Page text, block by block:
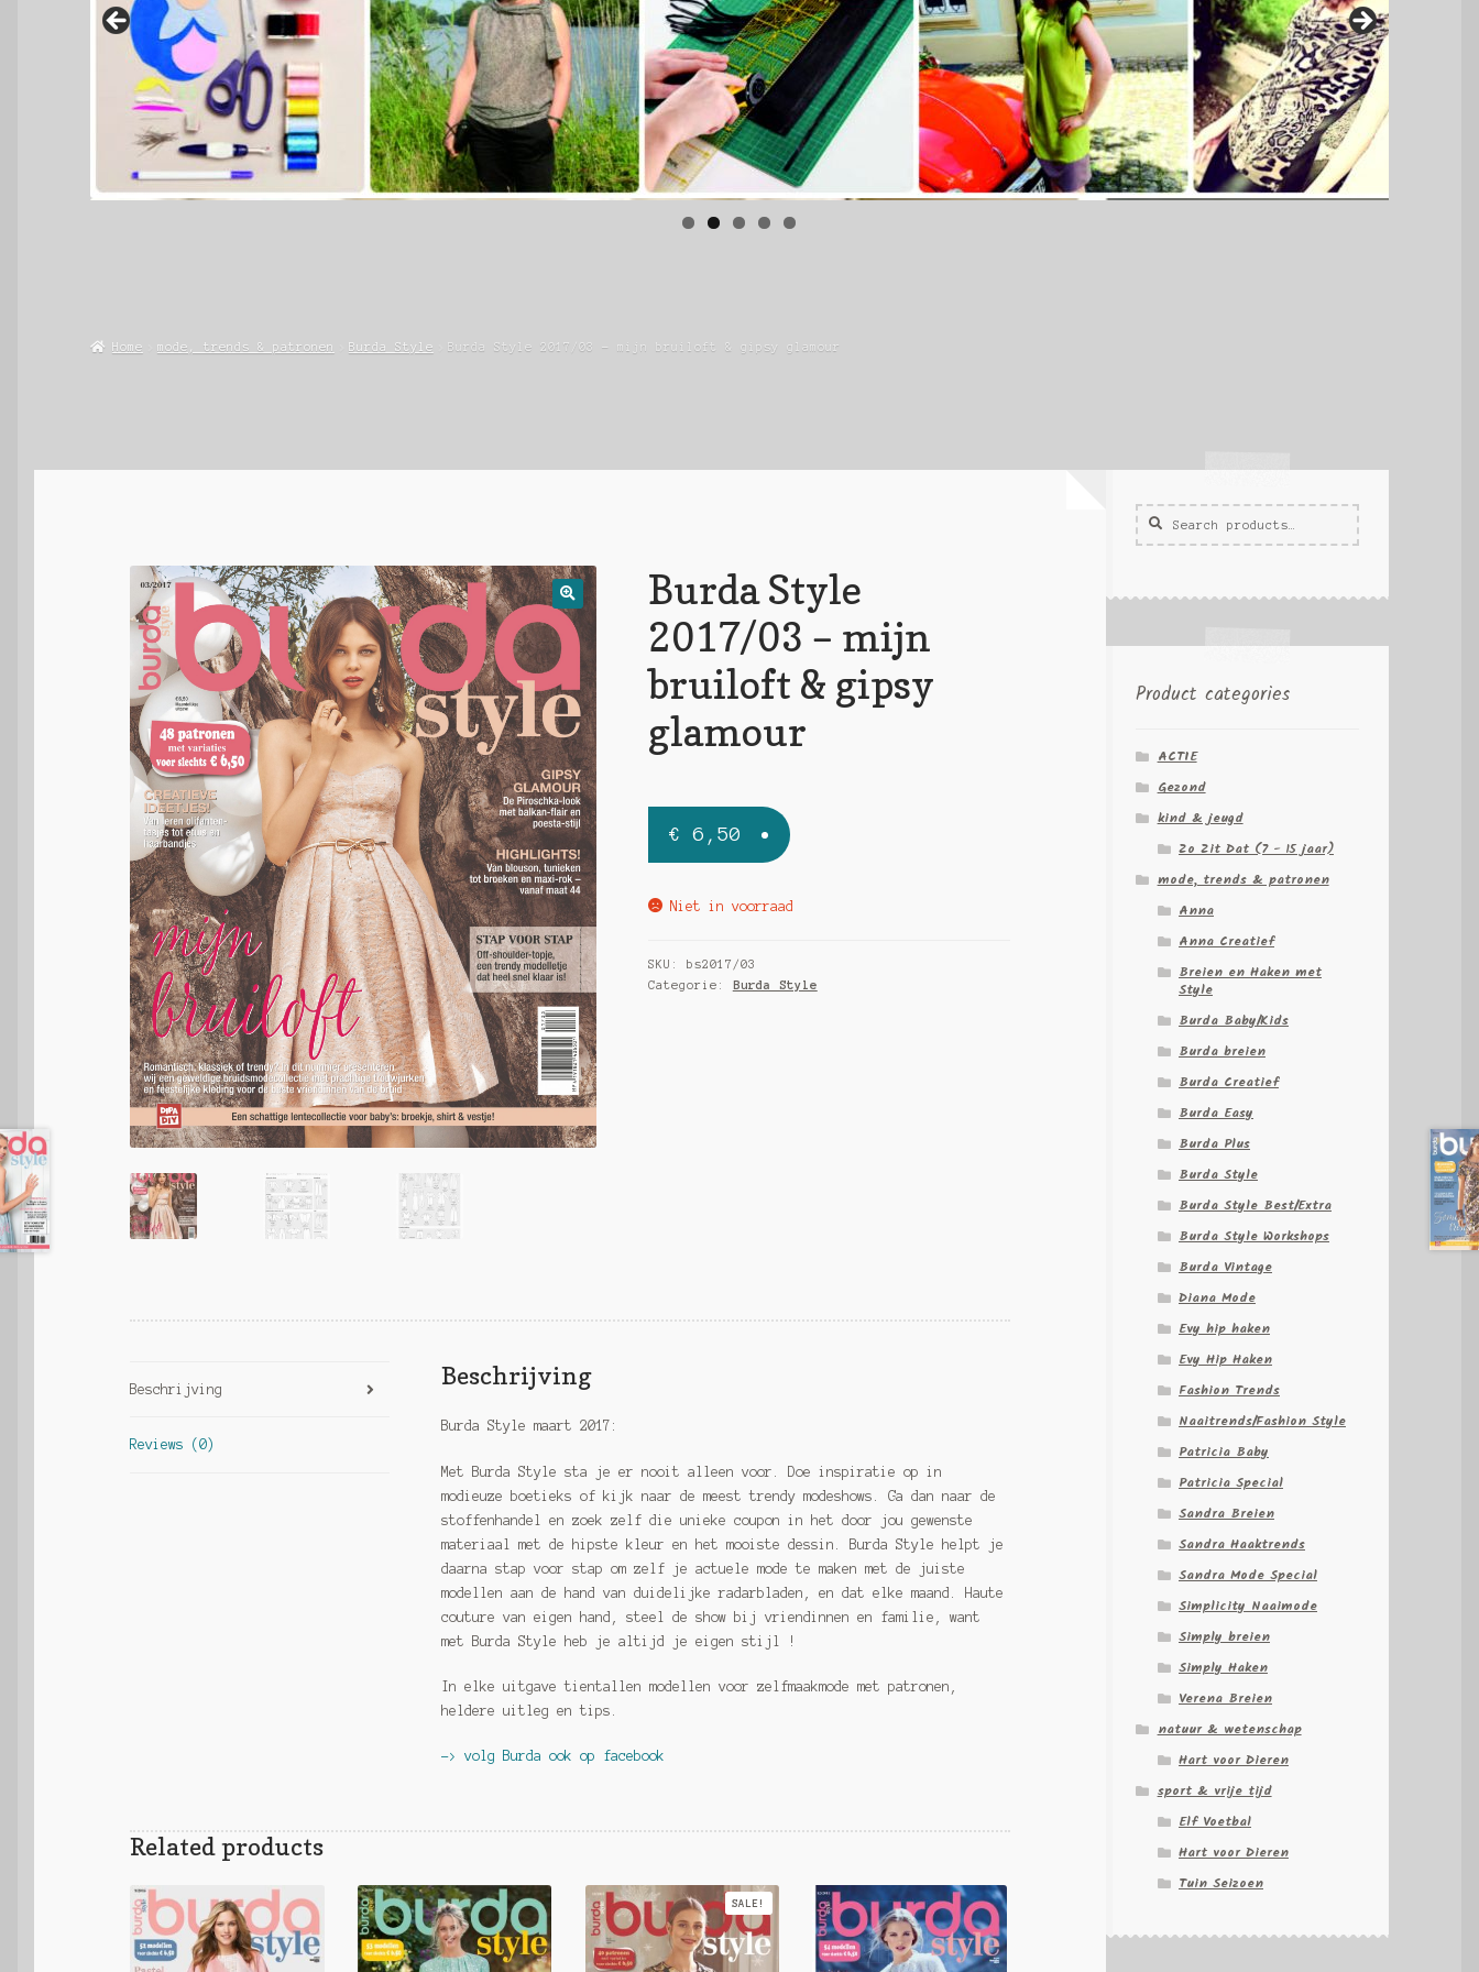
Home mode, trends & patronen Burda Style Burda Style 2017/03 – mijn bruiloft & gipsy glamour
🔍
Burda Style
2017/03 – mijn
bruiloft & gipsy
glamour
€ 6,50
Niet in voorraad
SKU: bs2017/03
Categorie: Burda Style
Beschrijving
Reviews (0)
Beschrijving
Burda Style maart 2017:
Met Burda Style sta je er nooit alleen voor. Doe inspiratie op in
modieuze boetieks of kijk naar de meest trendy modeshows. Ga dan naar de
stoffenhandel en zoek zelf die unieke coupon in het door jou gewenste
materiaal met de hipste kleur en het mooiste dessin. Burda Style helpt je
daarna stap voor stap om zelf je actuele mode te maken met de juiste
modellen aan de hand van duidelijke radarbladen, en dat elke maand. Haute
couture van eigen hand, steel de show bij vriendinnen en familie, want
met Burda Style heb je altijd je eigen stijl !
In elke uitgave tientallen modellen voor zelfmaakmode met patronen,
heldere uitleg en tips.
-> volg Burda ook op facebook
Related products
SALE!
Zoeken
voor:
Zoek
Product categories
ACTIE
Gezond
kind & jeugd
Zo Zit Dat (7 - 15 jaar)
mode, trends & patronen
Anna
Anna Creatief
Breien en Haken met
Style
Burda Baby/Kids
Burda breien
Burda Creatief
Burda Easy
Burda Plus
Burda Style
Burda Style Best/Extra
Burda Style Workshops
Burda Vintage
Diana Mode
Evy hip haken
Evy Hip Haken
Fashion Trends
Naaitrends/Fashion Style
Patricia Baby
Patricia Special
Sandra Breien
Sandra Haaktrends
Sandra Mode Special
Simplicity Naaimode
Simply breien
Simply Haken
Verena Breien
natuur & wetenschap
Hart voor Dieren
sport & vrije tijd
Elf Voetbal
Hart voor Dieren
Tuin Seizoen